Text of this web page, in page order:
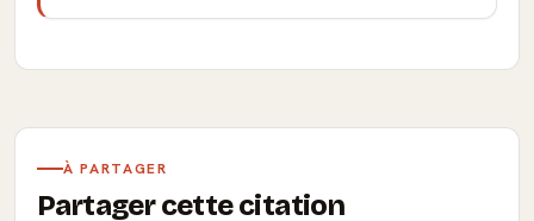
À PARTAGER
Partager cette citation